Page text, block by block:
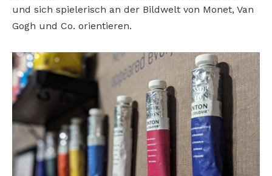
und sich spielerisch an der Bildwelt von Monet, Van
Gogh und Co. orientieren.